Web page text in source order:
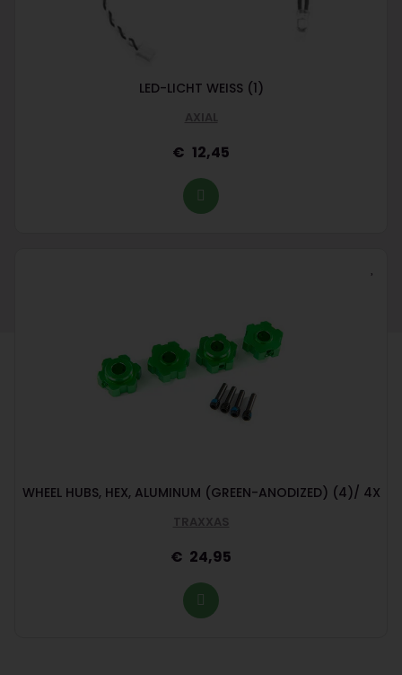
LED-LICHT WEISS (1)
AXIAL
12,45
WHEEL HUBS, HEX, ALUMINUM (GREEN-ANODIZED) (4)/ 4X
TRAXXAS
24,95